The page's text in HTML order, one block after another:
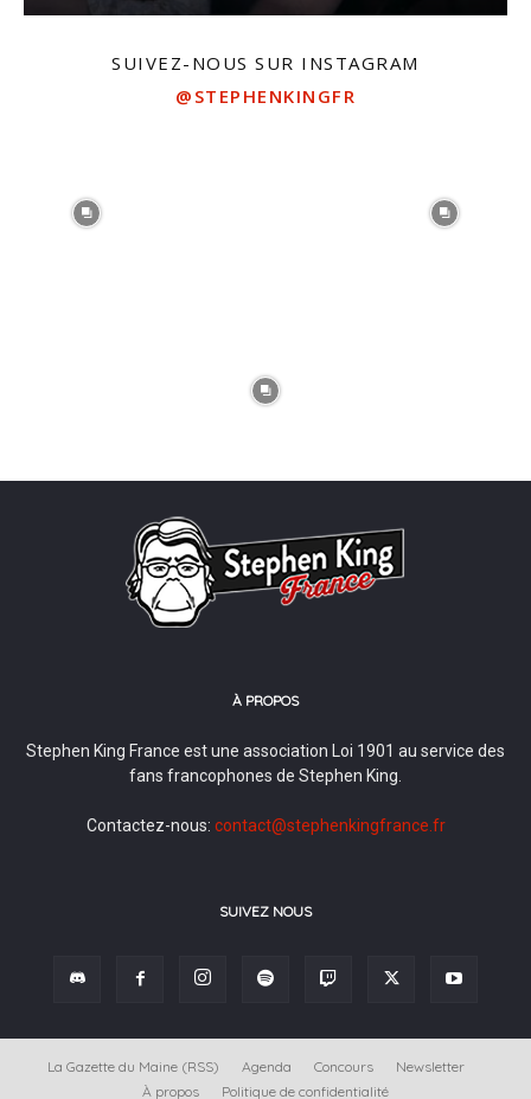
SUIVEZ-NOUS SUR INSTAGRAM
@STEPHENKINGFR
À PROPOS
Stephen King France est une association Loi 1901 au service des
fans francophones de Stephen King.
Contactez-nous: contact@stephenkingfrance.fr
SUIVEZ NOUS
La Gazette du Maine (RSS) Agenda Concours
Newsletter
À propos
Politique de confidentialité